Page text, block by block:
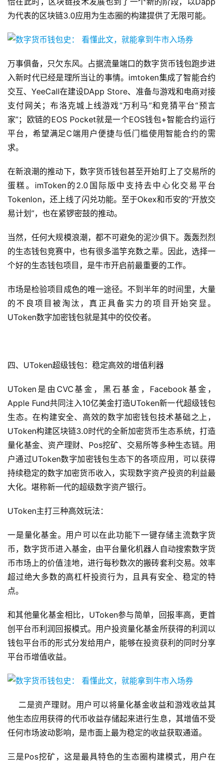
为代表的区块链3.0应用为生态圈的构建提供了无限可能。
万事俱备，只欠东风。占据流量端口的数字货币钱包跑步进
入新时代已经是理所当让的事情。imtoken集成了智能合约
交互、YeeCall在建设DApp Store、准备与游戏和电商对接
支付网关；布洛克城上线游戏“万利马”和竞猜平台“预言
家”；欧链的EOS Pocket就是一个EOS钱包+智能合约运行
平台，希望满足C端用户便捷与低门槛使用智能合约的需
求。
在新浪潮的推动下，数字货币钱包甚至开始盯上了交易所的
蛋糕。imToken的2.0国际版中支持去中心化交易平台
Tokenlon，还上线了闪兑功能。至于Okex和币安的“开放交
易计划”，也在紧锣密鼓的推动。
当然，任何大规模浪潮，都不可避免的泥沙俱下。轰轰烈烈
的生态钱包竞赛中，也有很多滥竽充数之辈。因此，选择一
个好的生态钱包项目，是牛市开启前最重要的工作。
市场是检验项目成色的唯一途径。不到半年的时间里，大量
的不良项目被淘汰，真正具备实力的项目开始突显。
UToken数字加密钱包就是其中的佼佼者。
四、UToken超级钱包：稳定高效的增值利器
UToken是由CVC基金，黑石基金，Facebook基金，
Apple Fund共同注入10亿美金打造UToken新一代超级钱包
生态。在构建安全、高效的数字加密钱包技术基础之上，
UToken构建区块链3.0时代的全新加密货币生态系统，打造
量化基金、资产理财、Pos挖矿、交易所等多种生态链。用
户通过UToken数字加密钱包生态下的各项应用，可以获得
持续稳定的数字加密货币收入，实现数字资产投资的利益最
大化。堪称新一代的超级数字资产银行。
UToken主打三种高效玩法：
一是量化基金。用户可以在此功能下一键存储主流数字货
币，数字货币进入基金，由平台量化机器人自动搜索数字货
币市场上的价值洼地，进行每秒数次的搬砖套利交易。效率
超过绝大多数的高杠杆投资行为，且具有安全、稳定的特
点。
和其他量化基金相比，UToken参与简单，回报率高，更首
创平台币利润回报模式。用户投资量化基金所获得的利润以
钱包平台币的形式分发给用户，能够在投资获利的同时分享
平台币增值收益。
他生态应用获得的代币收益存储起来进行生息，其增值不受
任何市场波动影响，是市面上最为稳定的收益获取通道。
三是Pos挖矿，这是最具特色的生态圈构建模式，用户在